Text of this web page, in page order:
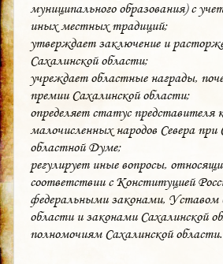
муниципального образования) с
иных местных традиций;
утверждает заключение и
Сахалинской области;
учреждает областные награды,
премии Сахалинской области;
определяет статус представителя
малочисленных народов Севера при
областной Думе;
регулирует иные вопросы,
соответствии с Конституцией
федеральными законами, Уставом
области и законами Сахалинской
полномочиям Сахалинской области.